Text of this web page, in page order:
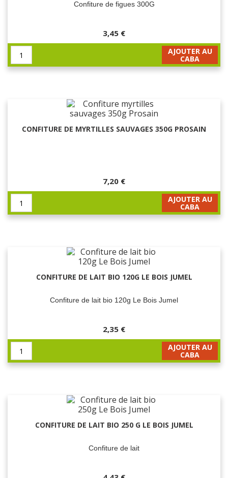
Confiture de figues 300G
3,45 €
AJOUTER AU
CABA
CONFITURE DE MYRTILLES SAUVAGES 350G PROSAIN
7,20 €
AJOUTER AU
CABA
CONFITURE DE LAIT BIO 120G LE BOIS JUMEL
Confiture de lait bio 120g Le Bois Jumel
2,35 €
AJOUTER AU
CABA
CONFITURE DE LAIT BIO 250 G LE BOIS JUMEL
Confiture de lait